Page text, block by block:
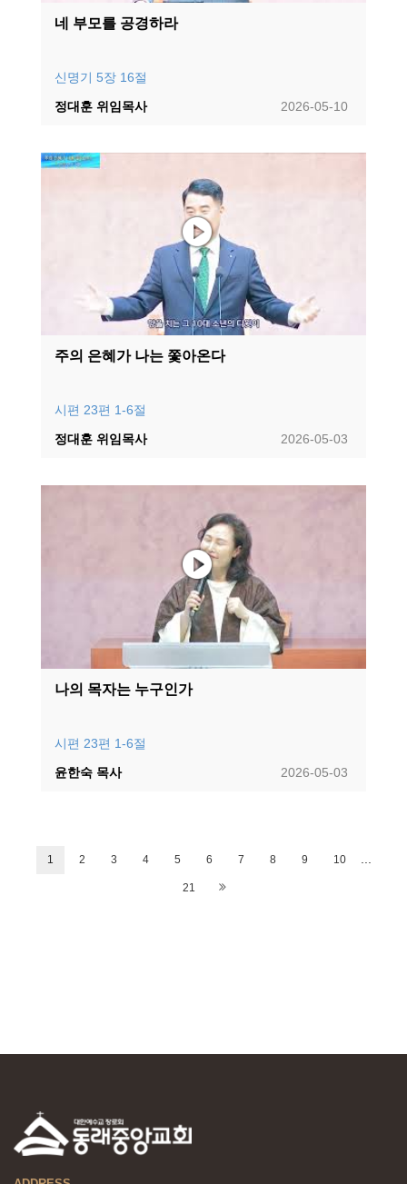
네 부모를 공경하라
신명기 5장 16절
2026-05-10
정대훈 위임목사
주의 은혜가 나는 쫓아온다
시편 23편 1-6절
2026-05-03
정대훈 위임목사
나의 목자는 누구인가
시편 23편 1-6절
2026-05-03
윤한숙 목사
1 2 3 4 5 6 7 8 9 10
21